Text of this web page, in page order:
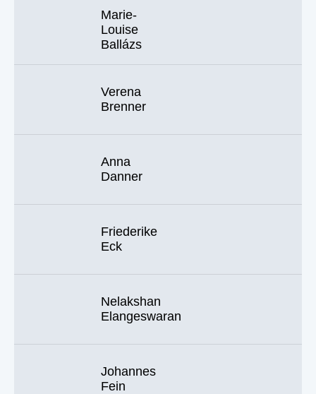
Marie-
Louise
Ballázs
Verena
Brenner
Anna
Danner
Friederike
Eck
Nelakshan
Elangeswaran
Johannes
Fein